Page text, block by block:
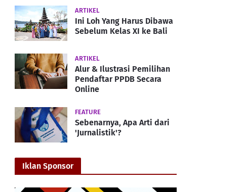
ARTIKEL
Ini Loh Yang Harus Dibawa
Sebelum Kelas XI ke Bali
ARTIKEL
Alur & Ilustrasi Pemilihan
Pendaftar PPDB Secara
Online
FEATURE
Sebenarnya, Apa Arti dari
'Jurnalistik'?
Iklan Sponsor